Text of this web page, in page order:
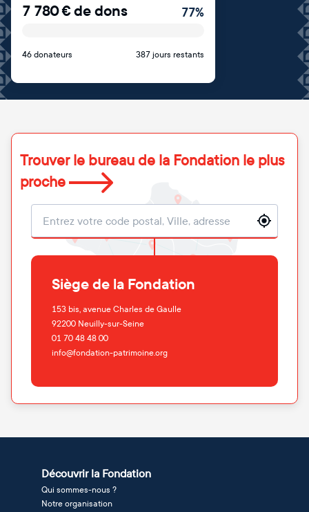
7 780€de dons 77%
46 donateurs 387 jours restants
Trouver le bureau de la Fondation le plus
proche
Localisation
Siège de la Fondation
153 bis, avenue Charles de Gaulle
92200 Neuilly-sur-Seine
01 70 48 48 00
info@fondation-patrimoine.org
Découvrir la Fondation
Qui sommes-nous ?
Notre organisation